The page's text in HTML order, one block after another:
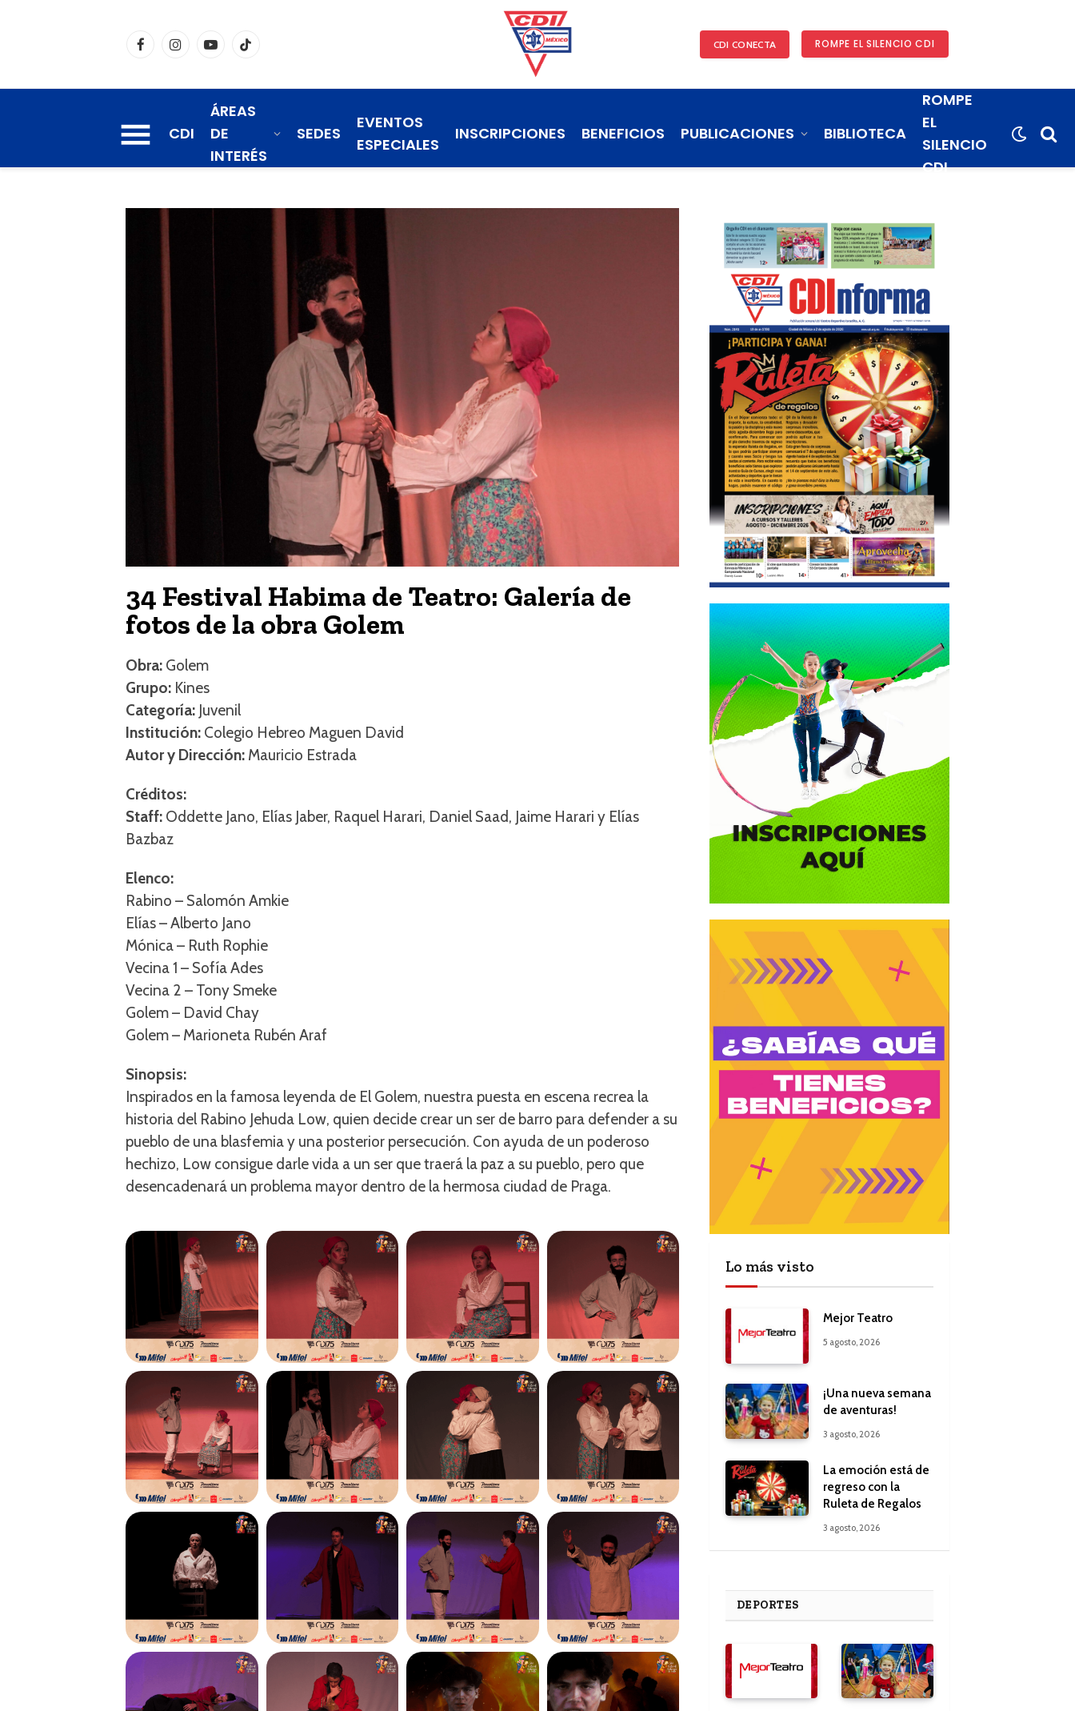
FacebookInstagramYouTubeTikTok CDI CONECTA ROMPE EL SILENCIO CDI
CDI
ÁREAS
DE
INTERÉS
SEDES
EVENTOS
ESPECIALES
INSCRIPCIONES BENEFICIOS PUBLICACIONES BIBLIOTECA
ROMPE
EL
SILENCIO
CDI
34 Festival Habima de Teatro: Galería de
fotos de la obra Golem
Obra: Golem
Grupo: Kines
Categoría: Juvenil
Institución: Colegio Hebreo Maguen David
Autor y Dirección: Mauricio Estrada
Créditos:
Staff: Oddette Jano, Elías Jaber, Raquel Harari, Daniel Saad, Jaime Harari y Elías
Bazbaz
Elenco:
Rabino – Salomón Amkie
Elías – Alberto Jano
Mónica – Ruth Rophie
Vecina 1 – Sofía Ades
Vecina 2 – Tony Smeke
Golem – David Chay
Golem – Marioneta Rubén Araf
Sinopsis:
Inspirados en la famosa leyenda de El Golem, nuestra puesta en escena recrea la
historia del Rabino Jehuda Low, quien decide crear un ser de barro para defender a su
pueblo de una blasfemia y una posterior persecución. Con ayuda de un poderoso
hechizo, Low consigue darle vida a un ser que traerá la paz a su pueblo, pero que
desencadenará un problema mayor dentro de la hermosa ciudad de Praga.
Lo más visto
Mejor Teatro
5 agosto, 2026
¡Una nueva semana
de aventuras!
3 agosto, 2026
La emoción está de
regreso con la
Ruleta de Regalos
3 agosto, 2026
DEPORTES